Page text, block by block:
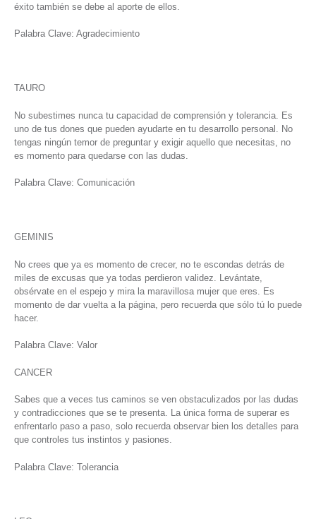
éxito también se debe al aporte de ellos.
Palabra Clave: Agradecimiento
TAURO
No subestimes nunca tu capacidad de comprensión y tolerancia. Es
uno de tus dones que pueden ayudarte en tu desarrollo personal. No
tengas ningún temor de preguntar y exigir aquello que necesitas, no
es momento para quedarse con las dudas.
Palabra Clave: Comunicación
GEMINIS
No crees que ya es momento de crecer, no te escondas detrás de
miles de excusas que ya todas perdieron validez. Levántate,
obsérvate en el espejo y mira la maravillosa mujer que eres. Es
momento de dar vuelta a la página, pero recuerda que sólo tú lo puede
hacer.
Palabra Clave: Valor
CANCER
Sabes que a veces tus caminos se ven obstaculizados por las dudas
y contradicciones que se te presenta. La única forma de superar es
enfrentarlo paso a paso, solo recuerda observar bien los detalles para
que controles tus instintos y pasiones.
Palabra Clave: Tolerancia